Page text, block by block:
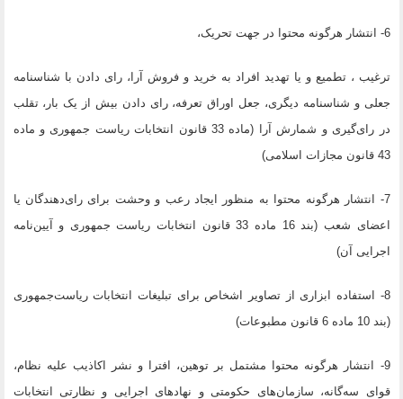
6- انتشار هرگونه محتوا در جهت تحریک،
ترغیب ، تطمیع و یا تهدید افراد به خرید و فروش آرا، رای دادن با شناسنامه
جعلی و شناسنامه دیگری، جعل اوراق تعرفه، رای دادن بیش از یک بار، تقلب
در رای‌گیری و شمارش آرا (ماده 33 قانون انتخابات ریاست جمهوری و ماده
43 قانون مجازات اسلامی)
7- انتشار هرگونه محتوا به منظور ایجاد رعب و وحشت برای رای‌دهندگان یا
اعضا‌ی شعب (بند 16 ماده 33 قانون انتخابات ریاست جمهوری و آیین‌نامه
اجرایی آن)
8- استفاده ابزاری از تصاویر اشخاص برای تبلیغات انتخابات ریاست‌جمهوری
(بند 10 ماده 6 قانون مطبوعات)
9- انتشار هرگونه محتوا مشتمل بر توهین، افترا و نشر اکاذیب علیه نظام،
قوای سه‌گانه، سازمان‌های حکومتی و نهادهای اجرایی و نظارتی انتخابات